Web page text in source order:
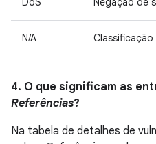
N/A Classificação
4. O que significam as
Referências?
Na tabela de detalhes de